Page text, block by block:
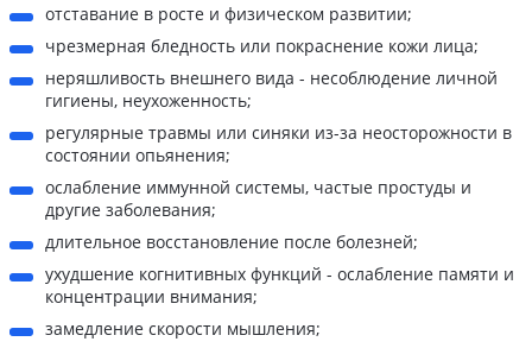
отставание в росте и физическом развитии;
чрезмерная бледность или покраснение кожи лица;
неряшливость внешнего вида - несоблюдение личной
гигиены, неухоженность;
регулярные травмы или синяки из-за неосторожности в
состоянии опьянения;
ослабление иммунной системы, частые простуды и
другие заболевания;
длительное восстановление после болезней;
ухудшение когнитивных функций - ослабление памяти и
концентрации внимания;
замедление скорости мышления;